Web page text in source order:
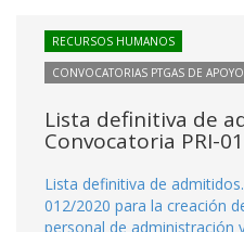
RECURSOS HUMANOS
CONVOCATORIAS PTGAS DE
Lista definitiva de
Convocatoria PRI-
Lista definitiva de
012/2020 para la creación
personal de administración